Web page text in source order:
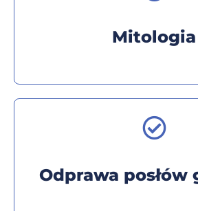
Mitologia
Odprawa posłów